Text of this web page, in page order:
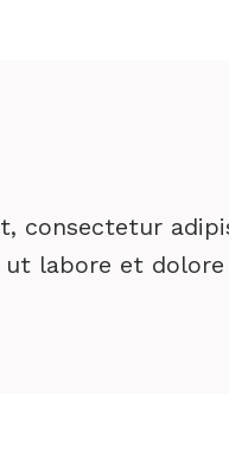
consectetur
labore et dolore